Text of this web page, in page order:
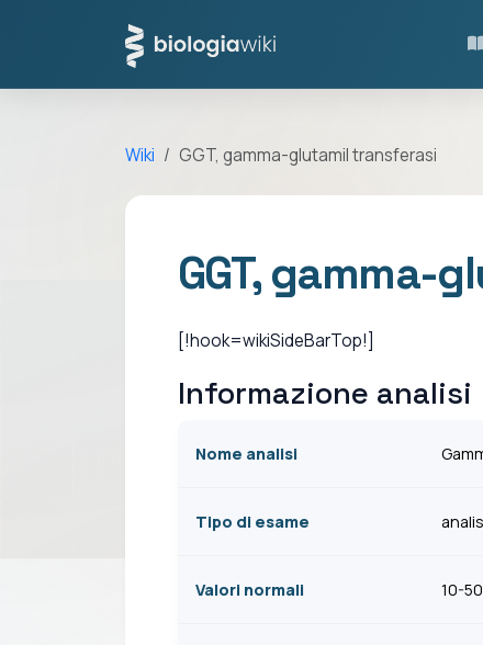
Wiki GGT, gamma-glutamil transferasi
GGT, gamma-
[!hook=wikiSideBarTop!]
Informazione analisi
Nome analisi
Tipo di esame
Valori normali 10-